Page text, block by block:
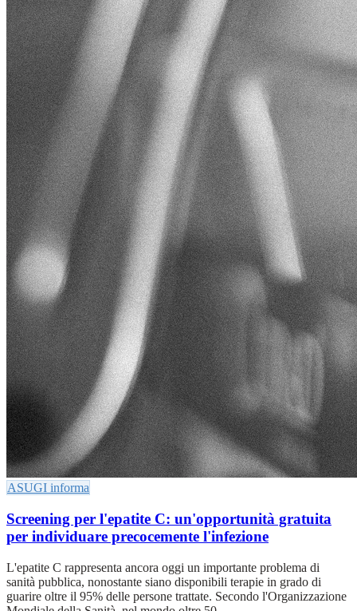
ASUGI informa
Screening per l'epatite C: un'opportunità gratuita
per individuare precocemente l'infezione
L'epatite C rappresenta ancora oggi un importante problema di
sanità pubblica, nonostante siano disponibili terapie in grado di
guarire oltre il 95% delle persone trattate. Secondo l'Organizzazione